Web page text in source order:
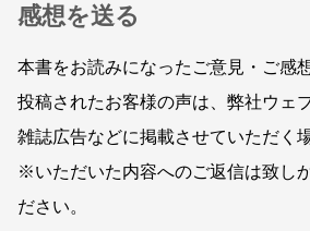
感想を送る
本書をお読みになったご意見・ご感
投稿されたお客様の声は、弊社ウェ
雑誌広告などに掲載させていただく
※いただいた内容へのご返信は致し
ださい。